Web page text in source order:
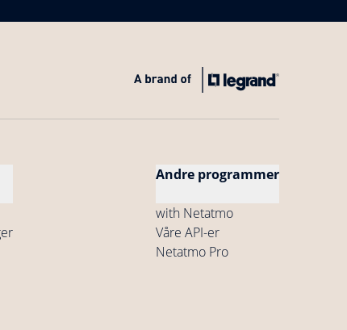
Andre programmer
with Netatmo
Våre API-er
Netatmo Pro